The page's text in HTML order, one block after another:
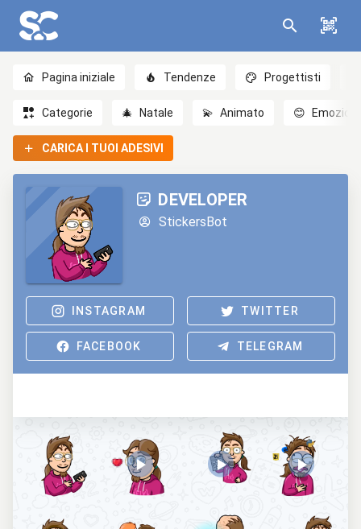
Pagina iniziale Tendenze Progettisti
Categorie 🎄 Natale 💫 Animato 😊 Emozioni
CARICA I TUOI ADESIVI
DEVELOPER
StickersBot
INSTAGRAM TWITTER
FACEBOOK TELEGRAM